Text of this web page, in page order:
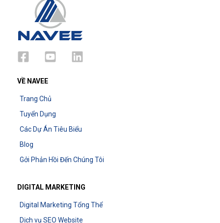
VỀ NAVEE
Trang Chủ
Tuyển Dụng
Các Dự Án Tiêu Biểu
Blog
Gởi Phản Hồi Đến Chúng Tôi
DIGITAL MARKETING
Digital Marketing Tổng Thể
Dịch vụ SEO Website